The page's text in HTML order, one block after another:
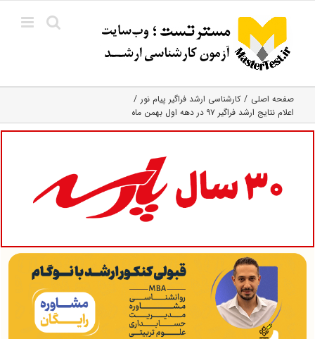
content
صفحه اصلی
کارشناسی ارشد فراگیر پیام نور
اعلام نتایج ارشد فراگیر ۹۷ در دهه اول بهمن ماه